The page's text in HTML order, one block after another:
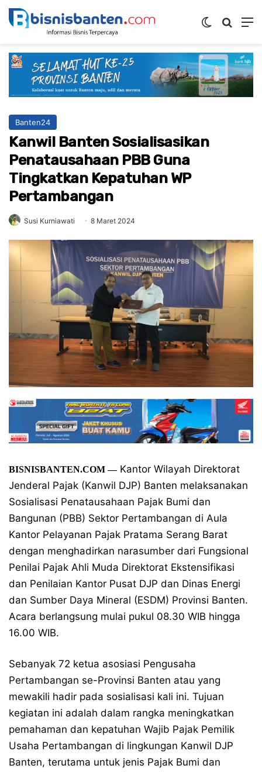
Switch skin
Banten24
Kanwil Banten Sosialisasikan
Penatausahaan PBB Guna
Tingkatkan Kepatuhan WP
Pertambangan
Susi Kurniawati 8 Maret 2024
BISNISBANTEN.COM—Kantor Wilayah Direktorat
Jenderal Pajak (Kanwil DJP) Banten melaksanakan
Sosialisasi Penatausahaan Pajak Bumi dan
Bangunan (PBB) Sektor Pertambangan di Aula
Kantor Pelayanan Pajak Pratama Serang Barat
dengan menghadirkan narasumber dari Fungsional
Penilai Pajak Ahli Muda Direktorat Ekstensifikasi
dan Penilaian Kantor Pusat DJP dan Dinas Energi
dan Sumber Daya Mineral (ESDM) Provinsi Banten.
Acara berlangsung mulai pukul 08.30 WIB hingga
16.00 WIB.
Sebanyak 72 ketua asosiasi Pengusaha
Pertambangan se-Provinsi Banten atau yang
mewakili hadir pada sosialisasi kali ini. Tujuan
kegiatan ini adalah dalam rangka meningkatkan
pemahaman dan kepatuhan Wajib Pajak Pemilik
Usaha Pertambangan di lingkungan Kanwil DJP
Banten, terutama untuk jenis Pajak Bumi dan